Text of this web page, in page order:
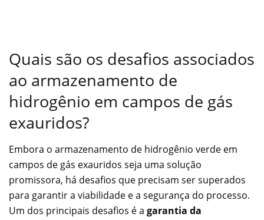
Quais são os desafios associados
ao armazenamento de
hidrogênio em campos de gás
exauridos?
Embora o armazenamento de hidrogênio verde em
campos de gás exauridos seja uma solução
promissora, há desafios que precisam ser superados
para garantir a viabilidade e a segurança do processo.
Um dos principais desafios é a garantia da